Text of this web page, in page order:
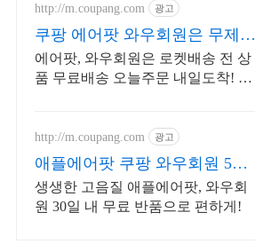
http://m.coupang.com 광고
쿠팡 에어팟 와우회원은 무제한
무료 배송
에어팟, 와우회원은 로켓배송 전 상
품 무료배송 오늘주문 내일도착! 꼭
http://m.coupang.com 광고
애플에어팟 쿠팡 와우회원 5%
캐시적립
생생한 고음질 애플에어팟, 와우회
원 30일 내 무료 반품으로 편하게!